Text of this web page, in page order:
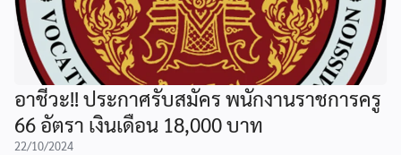
อาชีวะ!! ประกาศรับสมัคร พนักงานราชการครู
66 อัตรา เงินเดือน 18,000 บาท
22/10/2024